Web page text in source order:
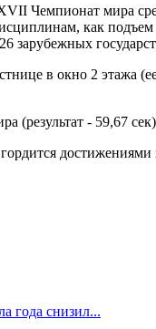
XVII Чемпионат мира
как
зарубежных
в окно 2 этажа
(результат - 59,67 сек)
года снизил...